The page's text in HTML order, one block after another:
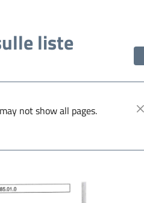
liste
not show all pages.